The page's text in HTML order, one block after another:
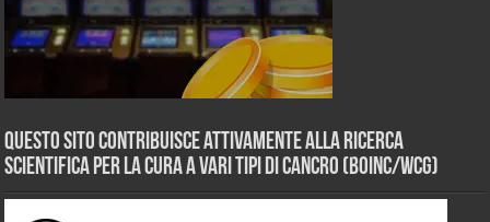
Questo sito contribuisce attivamente alla ricerca
scientifica per la cura a vari tipi di Cancro (BOINC/WCG)